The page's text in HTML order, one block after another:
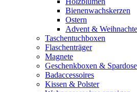
Bienenwachskerzen
Ostern
Advent &
Taschentuchboxen
Flaschenträger
Magnete
Geschenkboxen &
Badaccessoires
Kissen & Polster